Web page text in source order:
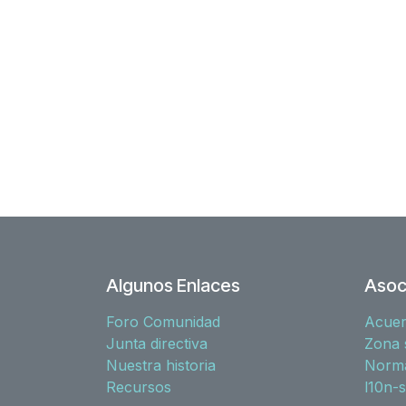
Algunos Enlaces
Foro Comunidad
Junta directiva
Nuestra historia
Recursos
Zona
l10n-